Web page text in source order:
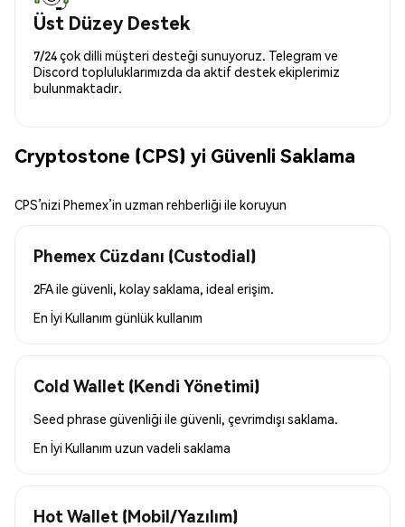
Üst Düzey Destek
7/24 çok dilli müşteri desteği sunuyoruz. Telegram ve
Discord topluluklarımızda da aktif destek ekiplerimiz
bulunmaktadır.
Cryptostone (CPS) yi Güvenli Saklama
CPS’nizi Phemex’in uzman rehberliği ile koruyun
Phemex Cüzdanı (Custodial)
2FA ile güvenli, kolay saklama, ideal erişim.
En İyi Kullanım günlük kullanım
Cold Wallet (Kendi Yönetimi)
Seed phrase güvenliği ile güvenli, çevrimdışı saklama.
En İyi Kullanım uzun vadeli saklama
Hot Wallet (Mobil/Yazılım)